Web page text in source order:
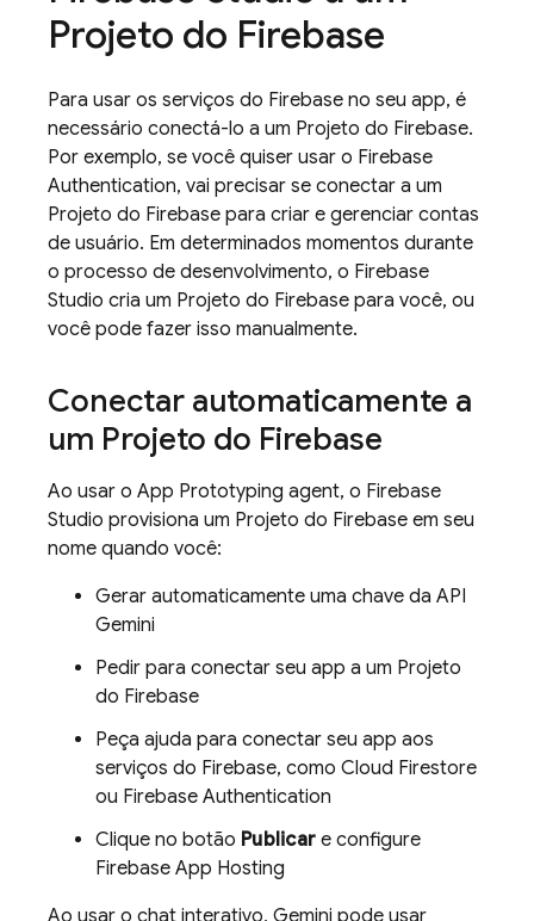
Projeto do Firebase
Para usar os serviços do Firebase no seu app, é
necessário conectá-lo a um Projeto do Firebase.
Por exemplo, se você quiser usar o Firebase
Authentication, vai precisar se conectar a um
Projeto do Firebase para criar e gerenciar contas
de usuário. Em determinados momentos durante
o processo de desenvolvimento, o Firebase
Studio cria um Projeto do Firebase para você, ou
você pode fazer isso manualmente.
Conectar automaticamente a
um Projeto do Firebase
Ao usar o App Prototyping agent, o Firebase
Studio provisiona um Projeto do Firebase em seu
nome quando você:
Gerar automaticamente uma chave da API
Gemini
Pedir para conectar seu app a um Projeto
do Firebase
Peça ajuda para conectar seu app aos
serviços do Firebase, como Cloud Firestore
ou Firebase Authentication
Clique no botão Publicar e configure
Firebase App Hosting
Ao usar o chat interativo, Gemini pode usar